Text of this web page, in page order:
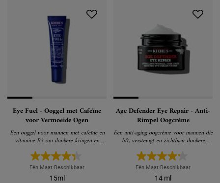
Eye Fuel - Ooggel met Cafeïne
voor Vermoeide Ogen
Een ooggel voor mannen met cafeïne en
vitamine B3 om donkere kringen en
wallen onder de ogen te verminderen
Eén Maat Beschikbaar
15ml
Age Defender Eye Repair - Anti-
Rimpel Oogcrème
Een anti-aging oogcrème voor mannen die
lift, verstevigt en zichtbaar donkere
kringen vermindert
Eén Maat Beschikbaar
14 ml